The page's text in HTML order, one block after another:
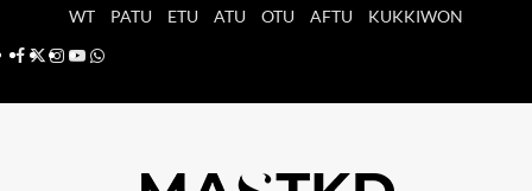
WT PATU ETU ATU OTU AFTU
KUKKIWON
Facebook
X Instagram
YouTube
Whatsapp